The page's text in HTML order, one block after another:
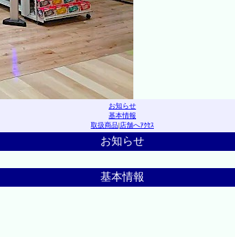
お知らせ
基本情報
取扱商品|店舗へｱｸｾｽ
お知らせ
基本情報